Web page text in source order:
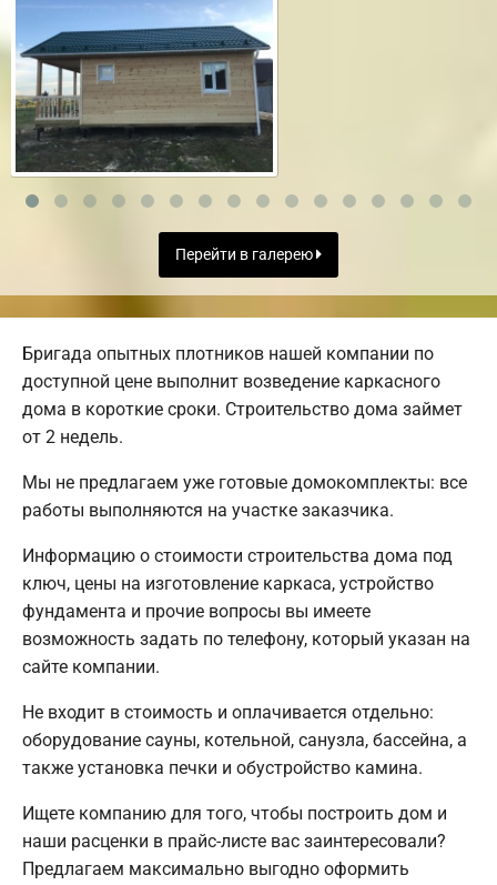
Перейти в галерею
Бригада опытных плотников нашей компании по
доступной цене выполнит возведение каркасного
дома в короткие сроки. Строительство дома займет
от 2 недель.
Мы не предлагаем уже готовые домокомплекты: все
работы выполняются на участке заказчика.
Информацию о стоимости строительства дома под
ключ, цены на изготовление каркаса, устройство
фундамента и прочие вопросы вы имеете
возможность задать по телефону, который указан на
сайте компании.
Не входит в стоимость и оплачивается отдельно:
оборудование сауны, котельной, санузла, бассейна, а
также установка печки и обустройство камина.
Ищете компанию для того, чтобы построить дом и
наши расценки в прайс-листе вас заинтересовали?
Предлагаем максимально выгодно оформить